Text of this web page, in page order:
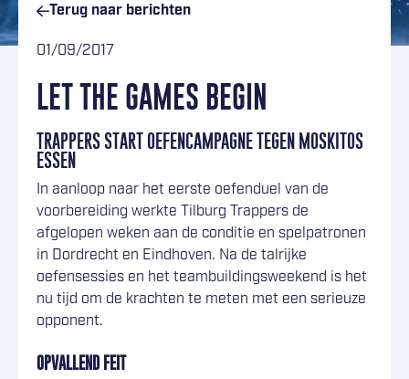
Terug naar berichten
01/09/2017
LET THE GAMES BEGIN
TRAPPERS START OEFENCAMPAGNE TEGEN MOSKITOS
ESSEN
In aanloop naar het eerste oefenduel van de
voorbereiding werkte Tilburg Trappers de
afgelopen weken aan de conditie en spelpatronen
in Dordrecht en Eindhoven. Na de talrijke
oefensessies en het teambuildingsweekend is het
nu tijd om de krachten te meten met een serieuze
opponent.
OPVALLEND FEIT